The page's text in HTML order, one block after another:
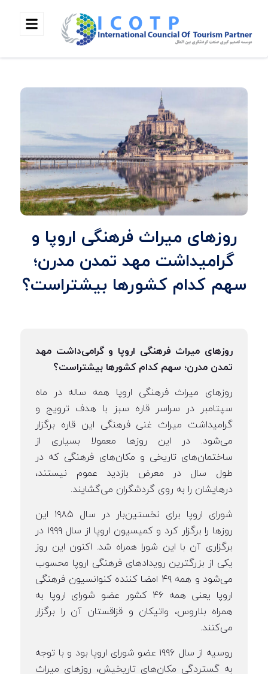
روزهای میراث فرهنگی اروپا و
گرامیداشت مهد تمدن مدرن؛
سهم کدام کشورها بیشتراست؟
روزهای میراث فرهنگی اروپا و گرامی‌داشت مهد
تمدن مدرن؛ سهم کدام کشورها بیشتراست؟
روز‌های میراث فرهنگی اروپا همه ساله در ماه
سپتامبر در سراسر قاره سبز با هدف ترویج و
گرامیداشت میراث غنی فرهنگی این قاره برگزار
می‌شود. در این روزها معمولا بسیاری از
ساختمان‌های تاریخی و مکان‌های فرهنگی که در
طول سال در معرض بازدید عموم نیستند،
درهایشان را به روی گردشگران می‌گشایند.
شورای اروپا برای نخستین‌بار در سال ۱۹۸۵ این
روز‌ها را برگزار کرد و کمیسیون اروپا از سال ۱۹۹۹ در
برگزاری آن با این شورا همراه شد. اکنون این روز
یکی از بزرگترین رویدادهای فرهنگی اروپا محسوب
می‌شود و همه ۴۹ امضا کننده کنوانسیون فرهنگی
اروپا یعنی همه ۴۶ کشور عضو شورای اروپا به
همراه بلاروس، واتیکان و قزاقستان آن را برگزار
می‌کنند.
روسیه از سال ۱۹۹۶ عضو شورای اروپا بود و با توجه
به گستردگی مکان‌های تاریخیش، روزهای میراث